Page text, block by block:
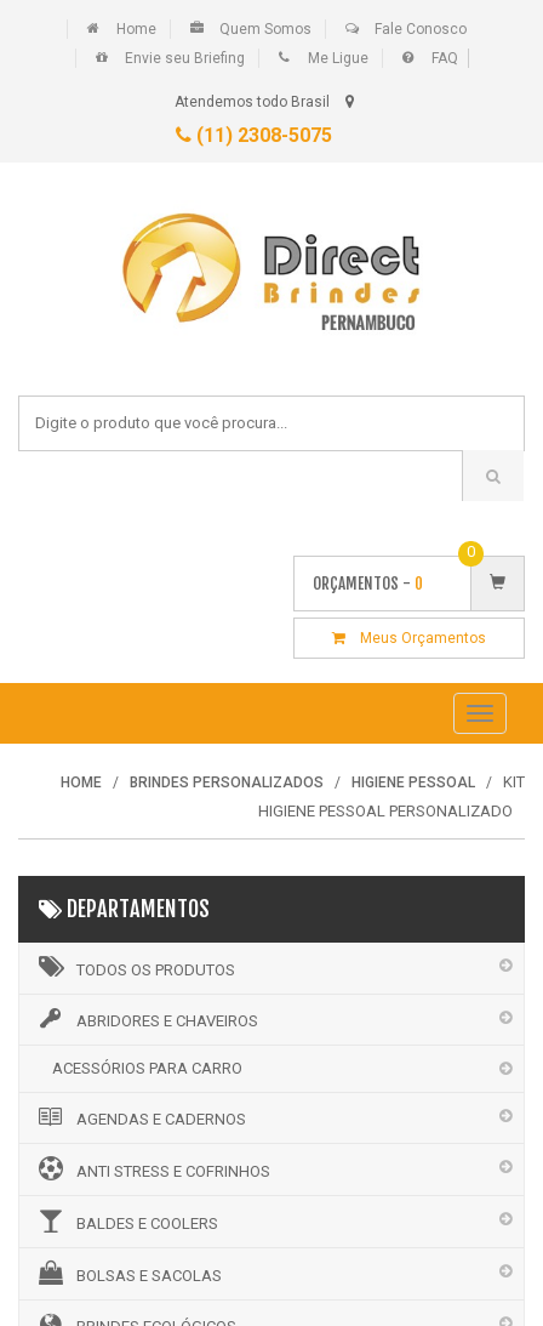
Home Quem Somos
Fale Conosco
Envie seu Briefing
Me Ligue FAQ
Atendemos todo Brasil
(11) 2308-5075
ORÇAMENTOS - 0
0
Meus Orçamentos
Toggle
HOME BRINDES PERSONALIZADOS HIGIENE PESSOAL
KIT
HIGIENE PESSOAL PERSONALIZADO
DEPARTAMENTOS
TODOS OS PRODUTOS
ABRIDORES E CHAVEIROS
ACESSÓRIOS PARA CARRO
AGENDAS E CADERNOS
ANTI STRESS E COFRINHOS
BALDES E COOLERS
BOLSAS E SACOLAS